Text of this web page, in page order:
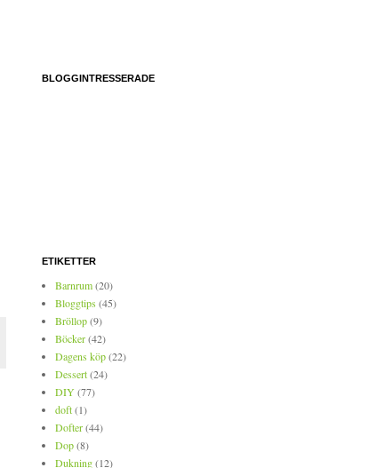
BLOGGINTRESSERADE
ETIKETTER
Barnrum(20)
Bloggtips (45)
Bröllop(9)
Böcker(42)
Dagens köp(22)
Dessert(24)
DIY(77)
doft(1)
Dofter(44)
Dop(8)
Dukning(12)